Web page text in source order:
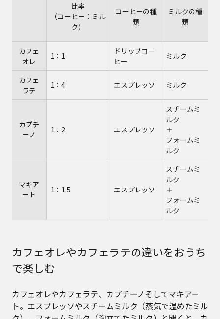
比率
（コーヒー：ミル
ク）
コーヒーの種
類
ミルクの種
類
カフェ
オレ
1：1
ドリップコー
ヒー
ミルク
カフェ
ラテ
1：4 エスプレッソ ミルク
カプチ
ーノ
1：2 エスプレッソ
スチームミ
ルク
＋
フォームミ
ルク
マキア
ート
1：1.5 エスプレッソ
スチームミ
ルク
＋
フォームミ
ルク
カフェオレやカフェラテの違いをおうち
で楽しむ
カフェオレやカフェラテ、カプチーノそしてマキアー
ト。エスプレッソやスチームミルク（蒸気で温めたミル